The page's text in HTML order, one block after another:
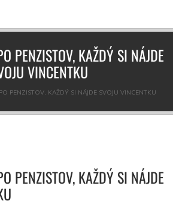
PENZISTOV, KAŽDÝ SI NÁJDE
VINCENTKU
PENZISTOV, KAŽDÝ SI NÁJDE SVOJU VINCENTKU
PENZISTOV, KAŽDÝ SI NÁJDE